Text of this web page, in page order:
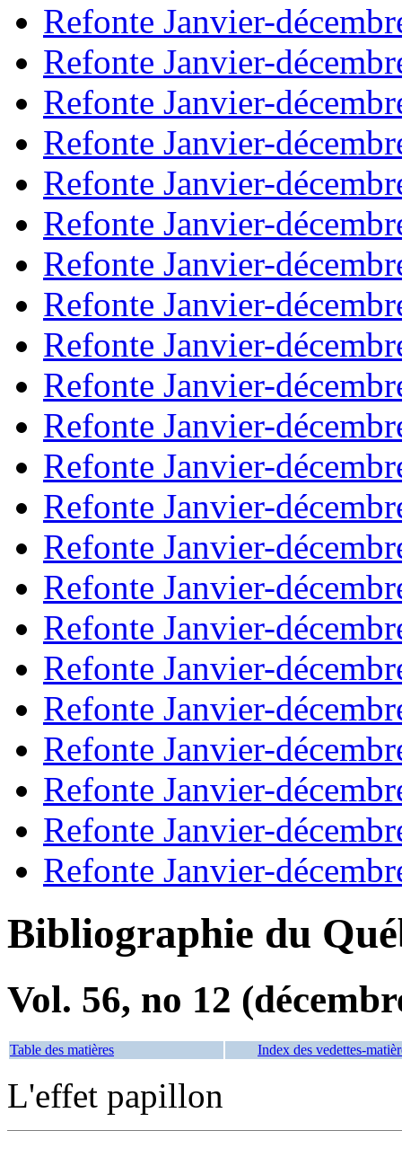
Refonte Janvier-
Refonte Janvier-
Refonte Janvier-
Refonte Janvier-
Refonte Janvier-
Refonte Janvier-
Refonte Janvier-
Refonte Janvier-
Refonte Janvier-
Refonte Janvier-
Refonte Janvier-
Refonte Janvier-
Refonte Janvier-
Refonte Janvier-
Refonte Janvier-
Refonte Janvier-
Refonte Janvier-
Refonte Janvier-
Refonte Janvier-
Refonte Janvier-
Refonte Janvier-
Refonte Janvier-
Bibliographie du
Vol. 56, no 12
Table des matières Index des vedettes-
L'effet papillon